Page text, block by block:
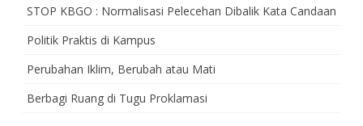
STOP KBGO : Normalisasi Pelecehan Dibalik Kata Candaan
Politik Praktis di Kampus
Perubahan Iklim, Berubah atau Mati
Berbagi Ruang di Tugu Proklamasi